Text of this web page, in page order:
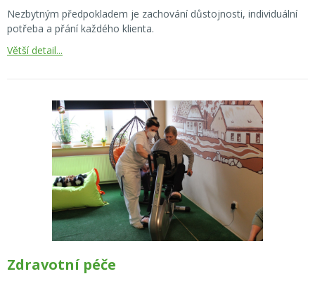
Nezbytným předpokladem je zachování důstojnosti, individuální
potřeba a přání každého klienta.
Větší detail...
Zdravotní péče